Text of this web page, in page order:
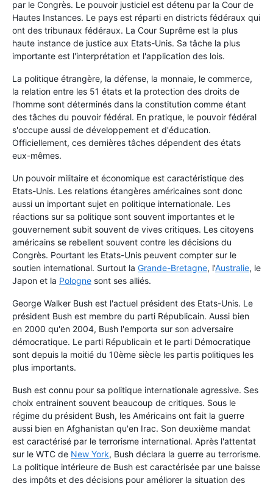
par le Congrès. Le pouvoir justiciel est détenu par la Cour de
Hautes Instances. Le pays est réparti en districts fédéraux qui
ont des tribunaux fédéraux. La Cour Suprême est la plus
haute instance de justice aux Etats-Unis. Sa tâche la plus
importante est l'interprétation et l'application des lois.
La politique étrangère, la défense, la monnaie, le commerce,
la relation entre les 51 états et la protection des droits de
l'homme sont déterminés dans la constitution comme étant
des tâches du pouvoir fédéral. En pratique, le pouvoir fédéral
s'occupe aussi de développement et d'éducation.
Officiellement, ces dernières tâches dépendent des états
eux-mêmes.
Un pouvoir militaire et économique est caractéristique des
Etats-Unis. Les relations étangères américaines sont donc
aussi un important sujet en politique internationale. Les
réactions sur sa politique sont souvent importantes et le
gouvernement subit souvent de vives critiques. Les citoyens
américains se rebellent souvent contre les décisions du
Congrès. Pourtant les Etats-Unis peuvent compter sur le
soutien international. Surtout la Grande-Bretagne, l'Australie, le
Japon et la Pologne sont ses alliés.
George Walker Bush est l'actuel président des Etats-Unis. Le
président Bush est membre du parti Républicain. Aussi bien
en 2000 qu'en 2004, Bush l'emporta sur son adversaire
démocratique. Le parti Républicain et le parti Démocratique
sont depuis la moitié du 10ème siècle les partis politiques les
plus importants.
Bush est connu pour sa politique internationale agressive. Ses
choix entrainent souvent beaucoup de critiques. Sous le
régime du président Bush, les Américains ont fait la guerre
aussi bien en Afghanistan qu'en Irac. Son deuxième mandat
est caractérisé par le terrorisme international. Après l'attentat
sur le WTC de New York, Bush déclara la guerre au terrorisme.
La politique intérieure de Bush est caractérisée par une baisse
des impôts et des décisions pour améliorer la situation des